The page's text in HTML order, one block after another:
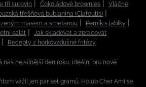
tří surovin
Čokoládové brownies
Vláčné
třešňová bublanina (Clafoutis)
masem a smetanou
Perník s jablky
salát
Jak skladovat a zpracovat
Recepty z horkovzdušné fritézy
nás nejsilnější den roku, ideální pro nové
vážil jen pár set gramů. Holub Cher Ami se